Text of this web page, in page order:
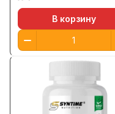
В корзину